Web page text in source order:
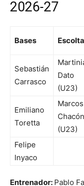
2026-27
Bases
Sebastián
Carrasco
Dato
(U23)
Emiliano
Toretta
Marcos
Chacón
(U23)
Felipe
Inyaco
Entrenador: Pablo